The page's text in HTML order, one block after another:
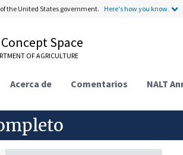
the United States government. Here's how you know.
Concept Space
OF AGRICULTURE
Acerca de Comentarios NALT
benceno alquenoicos
ciclohexanocarboxilicos
dicarboxílicos
fosfoglicéricos
grasos
monocarboxílicos
ácido 3-nitropropiónico
6-aminohexanoico
acrílico
alantóico
clofibrico